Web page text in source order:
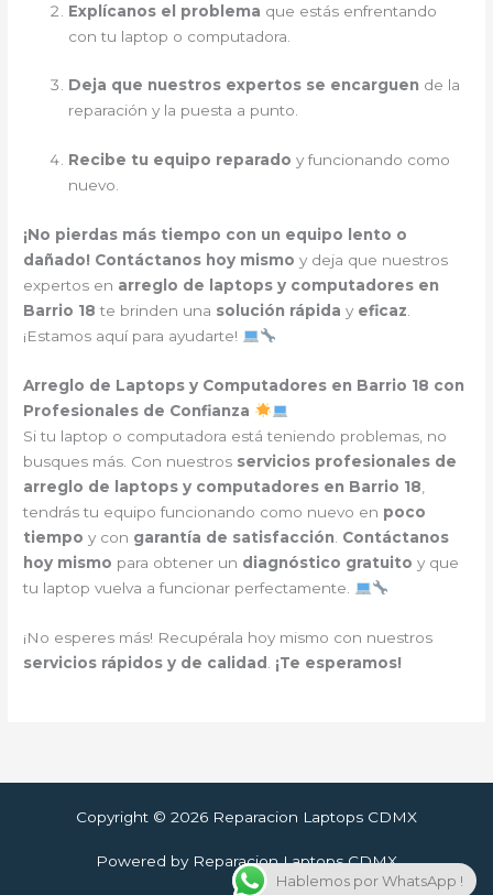
Explícanos el problema que estás enfrentando
con tu laptop o computadora.
Deja que nuestros expertos se encarguen de la
reparación y la puesta a punto.
Recibe tu equipo reparado y funcionando como
nuevo.
¡No pierdas más tiempo con un equipo lento o
dañado! Contáctanos hoy mismo y deja que nuestros
expertos en arreglo de laptops y computadores en
Barrio 18 te brinden una solución rápida y eficaz
¡Estamos aquí para ayudarte!
Arreglo de Laptops y Computadores en Barrio 18 con
Profesionales de Confianza
Si tu laptop o computadora está teniendo problemas, no
busques más. Con nuestros servicios profesionales de
arreglo de laptops y computadores en Barrio 18
tendrás tu equipo funcionando como nuevo en poco
tiempo y con garantía de satisfacción Contáctanos
hoy mismo para obtener un diagnóstico gratuito y que
tu laptop vuelva a funcionar perfectamente.
¡No esperes más! Recupérala hoy mismo con nuestros
servicios rápidos y de calidad
¡Te esperamos!
Copyright © 2026 Reparacion Laptops CDMX
Powered by Reparacion Laptops CDMX
Hablemos por WhatsApp !